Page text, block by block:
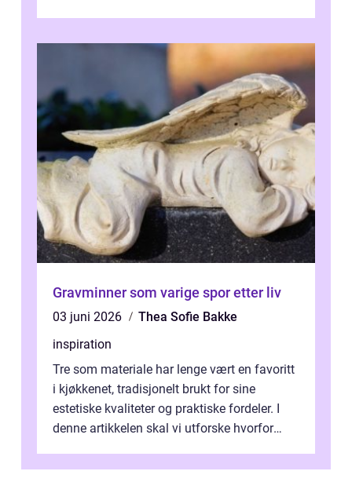
Gravminner som varige spor etter liv
03 juni 2026
Thea Sofie Bakke
inspiration
Tre som materiale har lenge vært en favoritt
i kjøkkenet, tradisjonelt brukt for sine
estetiske kvaliteter og praktiske fordeler. I
denne artikkelen skal vi utforske hvorfor